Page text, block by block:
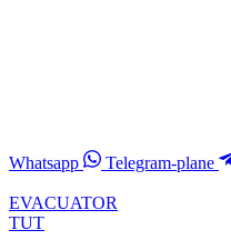
Whatsapp Telegram-plane
EVACUATOR
TUT